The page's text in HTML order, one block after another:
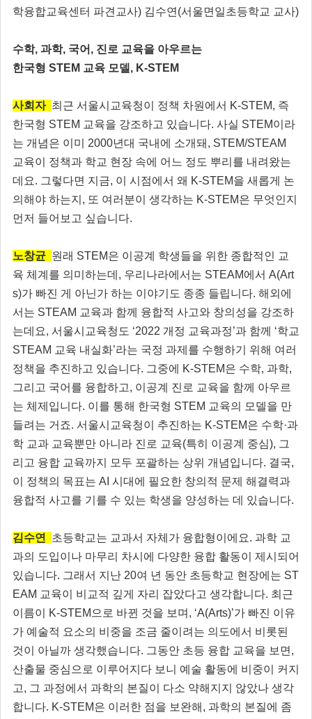
학융합교육센터 파견교사) 김수연(서울면일초등학교 교사)
수학, 과학, 국어, 진로 교육을 아우르는
한국형 STEM 교육 모델, K-STEM
사회자 최근 서울시교육청이 정책 차원에서 K-STEM, 즉
한국형 STEM 교육을 강조하고 있습니다. 사실 STEM이라
는 개념은 이미 2000년대 국내에 소개돼, STEM/STEAM
교육이 정책과 학교 현장 속에 어느 정도 뿌리를 내려왔는
데요. 그렇다면 지금, 이 시점에서 왜 K-STEM을 새롭게 논
의해야 하는지, 또 여러분이 생각하는 K-STEM은 무엇인지
먼저 들어보고 싶습니다.
노창균 원래 STEM은 이공계 학생들을 위한 종합적인 교
육 체계를 의미하는데, 우리나라에서는 STEAM에서 A(Art
s)가 빠진 게 아닌가 하는 이야기도 종종 들립니다. 해외에
서는 STEAM 교육과 함께 융합적 사고와 창의성을 강조하
는데요, 서울시교육청도 ‘2022 개정 교육과정’과 함께 ‘학교
STEAM 교육 내실화’라는 국정 과제를 수행하기 위해 여러
정책을 추진하고 있습니다. 그중에 K-STEM은 수학, 과학,
그리고 국어를 융합하고, 이공계 진로 교육을 함께 아우르
는 체제입니다. 이를 통해 한국형 STEM 교육의 모델을 만
들려는 거죠. 서울시교육청이 추진하는 K-STEM은 수학·과
학 교과 교육뿐만 아니라 진로 교육(특히 이공계 중심), 그
리고 융합 교육까지 모두 포괄하는 상위 개념입니다. 결국,
이 정책의 목표는 AI 시대에 필요한 창의적 문제 해결력과
융합적 사고를 기를 수 있는 학생을 양성하는 데 있습니다.
김수연 초등학교는 교과서 자체가 융합형이에요. 과학 교
과의 도입이나 마무리 차시에 다양한 융합 활동이 제시되어
있습니다. 그래서 지난 20여 년 동안 초등학교 현장에는 ST
EAM 교육이 비교적 깊게 자리 잡았다고 생각합니다. 최근
이름이 K-STEM으로 바뀐 것을 보며, ‘A(Arts)’가 빠진 이유
가 예술적 요소의 비중을 조금 줄이려는 의도에서 비롯된
것이 아닐까 생각했습니다. 그동안 초등 융합 교육을 보면,
산출물 중심으로 이루어지다 보니 예술 활동에 비중이 커지
고, 그 과정에서 과학의 본질이 다소 약해지지 않았나 생각
합니다. K-STEM은 이러한 점을 보완해, 과학의 본질에 좀